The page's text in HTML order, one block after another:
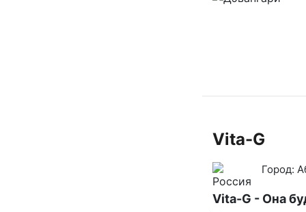
Vita-G
Город:
Vita-G - Она